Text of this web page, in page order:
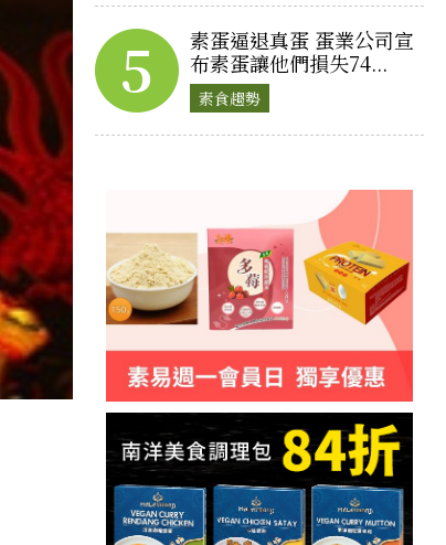
5
素蛋逼退真蛋 蛋業公司宣
布素蛋讓他們損失74...
素食趨勢